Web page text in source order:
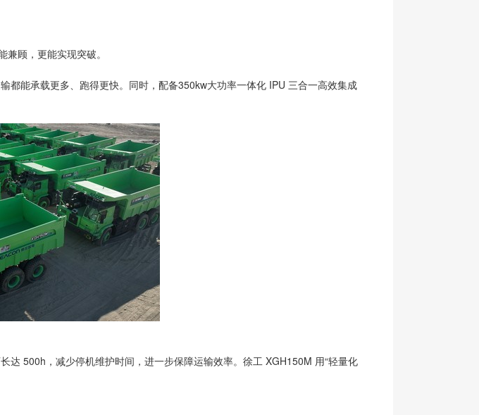
顾，更能实现突破。
能承载更多、跑得更快。同时，配备350kw大功率一体化 IPU 三合一高效集成
500h，减少停机维护时间，进一步保障运输效率。徐工 XGH150M 用“轻量化